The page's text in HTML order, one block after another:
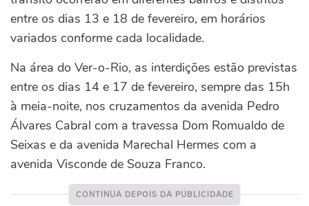
entre os dias 13 e 18 de fevereiro, em horários
variados conforme cada localidade.
Na área do Ver-o-Rio, as interdições estão previstas
entre os dias 14 e 17 de fevereiro, sempre das 15h
à meia-noite, nos cruzamentos da avenida Pedro
Álvares Cabral com a travessa Dom Romualdo de
Seixas e da avenida Marechal Hermes com a
avenida Visconde de Souza Franco.